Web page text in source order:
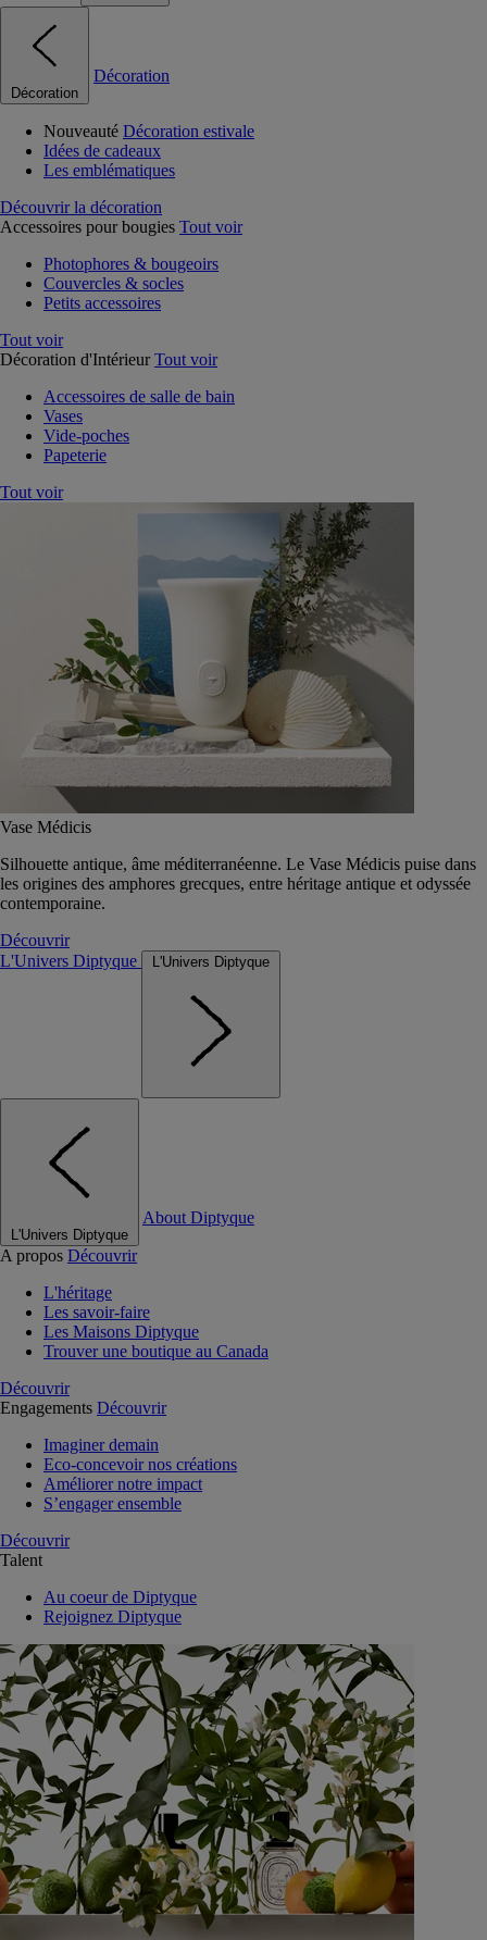
Décoration
Décoration
Nouveauté Décoration estivale
Idées de cadeaux
Les emblématiques
Découvrir la décoration
Accessoires pour bougies Tout voir
Photophores & bougeoirs
Couvercles & socles
Petits accessoires
Tout voir
Décoration d'Intérieur Tout voir
Accessoires de salle de bain
Vases
Vide-poches
Papeterie
Tout voir
Vase Médicis
Silhouette antique, âme méditerranéenne. Le Vase Médicis puise dans
les origines des amphores grecques, entre héritage antique et odyssée
contemporaine.
Découvrir
L'Univers Diptyque
L'Univers Diptyque
L'Univers Diptyque
About Diptyque
A propos Découvrir
L'héritage
Les savoir-faire
Les Maisons Diptyque
Trouver une boutique au Canada
Découvrir
Engagements Découvrir
Imaginer demain
Eco-concevoir nos créations
Améliorer notre impact
S’engager ensemble
Découvrir
Talent
Au coeur de Diptyque
Rejoignez Diptyque